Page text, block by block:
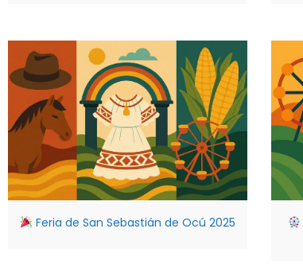
Feria de San Sebastián de Ocú 2025